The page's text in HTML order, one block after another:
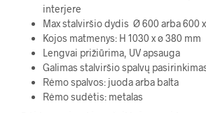
interjere
Max stalviršio dydis Ø 600 arba 600
Kojos matmenys: H 1030 x ø 380 mm
Lengvai prižiūrima, UV apsauga
Galimas stalviršio spalvų
Rėmo spalvos: juoda arba balta
Rėmo sudėtis: metalas